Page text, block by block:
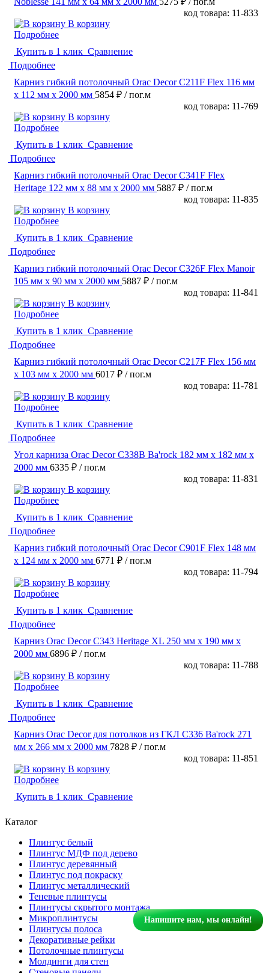
код товара: 11-833
В корзину
Подробнее
Купить в 1 клик Сравнение
Подробнее
Карниз гибкий потолочный Orac Decor C211F Flex 116 мм
х 112 мм х 2000 мм 5854 ₽ / пог.м
код товара: 11-769
В корзину
Подробнее
Купить в 1 клик Сравнение
Подробнее
Карниз гибкий потолочный Orac Decor C341F Flex
Heritage 122 мм х 88 мм х 2000 мм 5887 ₽ / пог.м
код товара: 11-835
В корзину
Подробнее
Купить в 1 клик Сравнение
Подробнее
Карниз гибкий потолочный Orac Decor C326F Flex Manoir
105 мм х 90 мм х 2000 мм 5887 ₽ / пог.м
код товара: 11-841
В корзину
Подробнее
Купить в 1 клик Сравнение
Подробнее
Карниз гибкий потолочный Orac Decor C217F Flex 156 мм
х 103 мм х 2000 мм 6017 ₽ / пог.м
код товара: 11-781
В корзину
Подробнее
Купить в 1 клик Сравнение
Подробнее
Угол карниза Orac Decor C338B Ba'rock 182 мм х 182 мм х
2000 мм 6335 ₽ / пог.м
код товара: 11-831
В корзину
Подробнее
Купить в 1 клик Сравнение
Подробнее
Карниз гибкий потолочный Orac Decor C901F Flex 148 мм
х 124 мм х 2000 мм 6771 ₽ / пог.м
код товара: 11-794
В корзину
Подробнее
Купить в 1 клик Сравнение
Подробнее
Карниз Orac Decor C343 Heritage XL 250 мм х 190 мм х
2000 мм 6896 ₽ / пог.м
код товара: 11-788
В корзину
Подробнее
Купить в 1 клик Сравнение
Подробнее
Карниз Orac Decor для потолков из ГКЛ C336 Ba'rock 271
мм х 266 мм х 2000 мм 7828 ₽ / пог.м
код товара: 11-851
В корзину
Подробнее
Купить в 1 клик Сравнение
Каталог
Плинтус белый
Плинтус МДФ под дерево
Плинтус деревянный
Плинтус под покраску
Плинтус металлический
Теневые плинтусы
Плинтусы скрытого монтажа
Микроплинтусы
Плинтусы полоса
Декоративные рейки
Потолочные плинтусы
Молдинги для стен
Напишите нам, мы онлайн!